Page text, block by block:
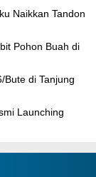
Naikkan Tandon
Pohon Buah di
Bute di Tanjung
Launching